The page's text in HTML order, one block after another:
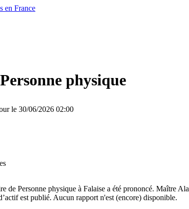
en France
Personne physique
le 30/06/2026 02:00
de Personne physique à Falaise a été prononcé. Maître
est publié. Aucun rapport n'est (encore) disponible.